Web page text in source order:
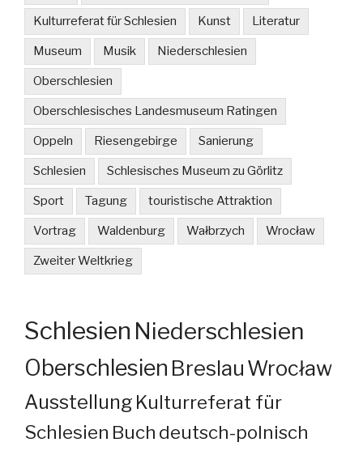
Kulturreferat für Schlesien Kunst Literatur
Museum Musik Niederschlesien
Oberschlesien
Oberschlesisches Landesmuseum Ratingen
Oppeln Riesengebirge Sanierung
Schlesien Schlesisches Museum zu Görlitz
Sport Tagung touristische Attraktion
Vortrag Waldenburg Wałbrzych Wrocław
Zweiter Weltkrieg
Schlesien Niederschlesien
Oberschlesien Breslau Wrocław
Ausstellung Kulturreferat für
Schlesien Buch deutsch-polnisch